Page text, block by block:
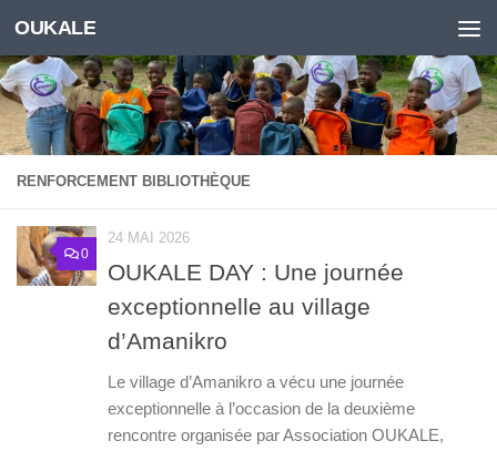
Skip to content
OUKALE
RENFORCEMENT BIBLIOTHÈQUE
0
24 MAI 2026
OUKALE DAY : Une journée
exceptionnelle au village
d’Amanikro
Le village d’Amanikro a vécu une journée
exceptionnelle à l’occasion de la deuxième
rencontre organisée par Association OUKALE,